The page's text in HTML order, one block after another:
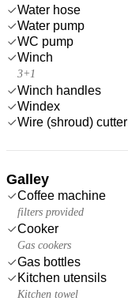
Water hose
Water pump
WC pump
Winch
3+1
Winch handles
Windex
Wire (shroud) cutter
Galley
Coffee machine
filters provided
Cooker
Gas cookers
Gas bottles
Kitchen utensils
Kitchen towel